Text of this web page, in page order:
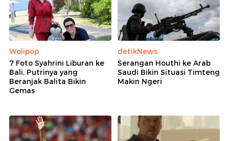
Wolipop
7 Foto Syahrini Liburan ke
Bali, Putrinya yang
Beranjak Balita Bikin
Gemas
detikNews
Serangan Houthi ke Arab
Saudi Bikin Situasi Timteng
Makin Ngeri